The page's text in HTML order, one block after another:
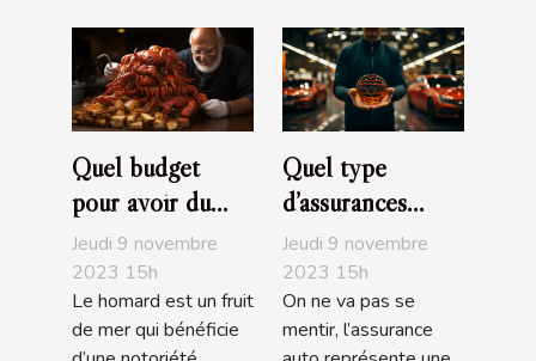
Quel budget
pour avoir du
bon homard?
Jeudi 9 novembre
2023 15h
Le homard est un fruit
de mer qui bénéficie
Quel type
d’assurances
choisir pour sa
voiture ?
Jeudi 9 novembre
2023 15h
On ne va pas se
mentir, l’assurance